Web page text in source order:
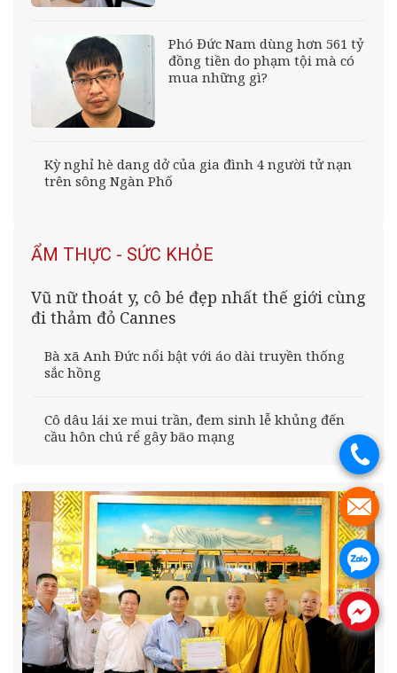
Phó Đức Nam dùng hơn 561 tỷ
đồng tiền do phạm tội mà có
mua những gì?
Kỳ nghỉ hè dang dở của gia đình 4 người tử nạn
trên sông Ngàn Phố
ẨM THỰC - SỨC KHỎE
Vũ nữ thoát y, cô bé đẹp nhất thế giới cùng
đi thảm đỏ Cannes
Bà xã Anh Đức nổi bật với áo dài truyền thống
sắc hồng
Cô dâu lái xe mui trần, đem sinh lễ khủng đến
cầu hôn chú rể gây bão mạng
.
.
.
.